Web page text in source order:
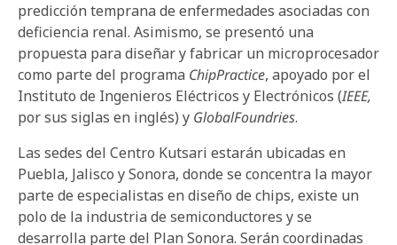
predicción temprana de enfermedades asociadas con
deficiencia renal. Asimismo, se presentó una
propuesta para diseñar y fabricar un microprocesador
como parte del programa ChipPractice, apoyado por el
Instituto de Ingenieros Eléctricos y Electrónicos (IEEE,
por sus siglas en inglés) y GlobalFoundries.
Las sedes del Centro Kutsari estarán ubicadas en
Puebla, Jalisco y Sonora, donde se concentra la mayor
parte de especialistas en diseño de chips, existe un
polo de la industria de semiconductores y se
desarrolla parte del Plan Sonora. Serán coordinadas